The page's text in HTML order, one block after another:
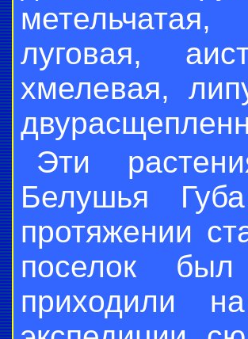
луговая,
хмелевая,
Эти
Белушья
протяжении
поселок
приходили